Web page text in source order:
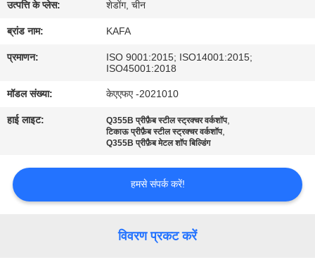
कारखाने
का
दौरा
गुणवत्ता
हमसे
उत्पत्ति के प्लेस: शेडोंग, चीन
ब्रांड नाम: KAFA
प्रमाणन:
ISO 9001:2015; ISO14001:2015;
ISO45001:2018
मॉडल संख्या: केएएफए -2021010
हाई लाइट: Q355B प्रीफ़ैब स्टील स्ट्रक्चर वर्कशॉप,
टिकाऊ प्रीफ़ैब स्टील स्ट्रक्चर वर्कशॉप,
Q355B प्रीफ़ैब मेटल शॉप बिल्डिंग
हमसे संपर्क करें!
विवरण प्रकट करें